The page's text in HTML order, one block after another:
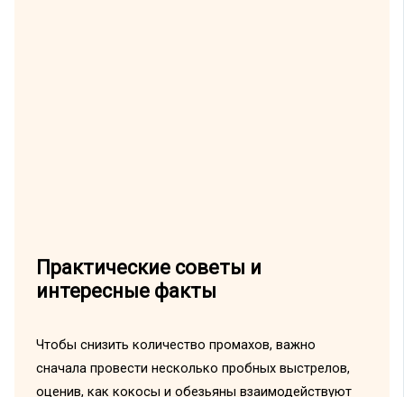
Практические советы и
интересные факты
Чтобы снизить количество промахов, важно
сначала провести несколько пробных выстрелов,
оценив, как кокосы и обезьяны взаимодействуют